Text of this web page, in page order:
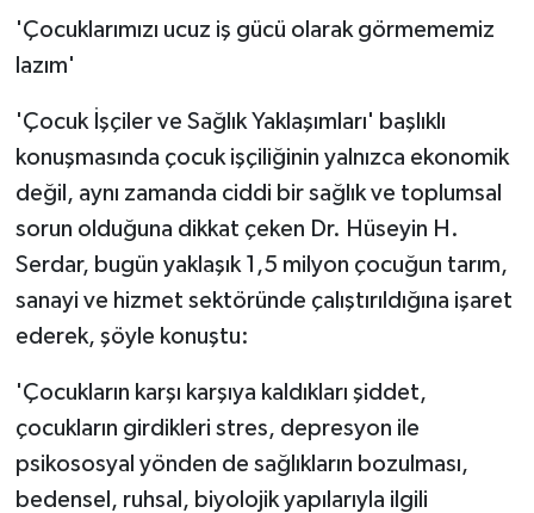
'Çocuklarımızı ucuz iş gücü olarak görmememiz
lazım'
'Çocuk İşçiler ve Sağlık Yaklaşımları' başlıklı
konuşmasında çocuk işçiliğinin yalnızca ekonomik
değil, aynı zamanda ciddi bir sağlık ve toplumsal
sorun olduğuna dikkat çeken Dr. Hüseyin H.
Serdar, bugün yaklaşık 1,5 milyon çocuğun tarım,
sanayi ve hizmet sektöründe çalıştırıldığına işaret
ederek, şöyle konuştu:
'Çocukların karşı karşıya kaldıkları şiddet,
çocukların girdikleri stres, depresyon ile
psikososyal yönden de sağlıkların bozulması,
bedensel, ruhsal, biyolojik yapılarıyla ilgili